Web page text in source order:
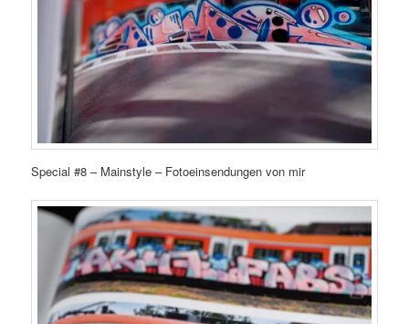
Special #8 – Mainstyle – Fotoeinsendungen von mir